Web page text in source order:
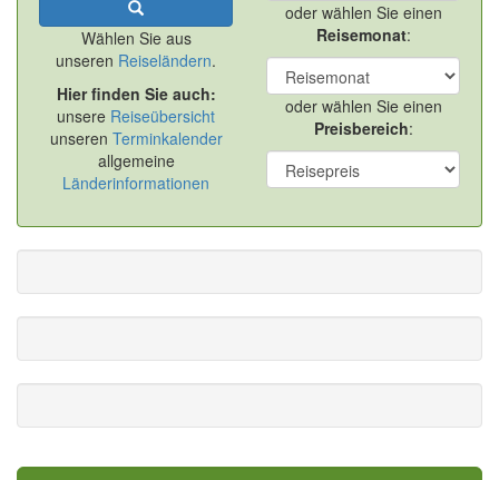
Wählen Sie aus
unseren Reiseländern.
Hier finden Sie auch:
unsere Reiseübersicht
unseren Terminkalender
allgemeine
Länderinformationen
oder wählen Sie einen
Reisemonat:
oder wählen Sie einen
Preisbereich: